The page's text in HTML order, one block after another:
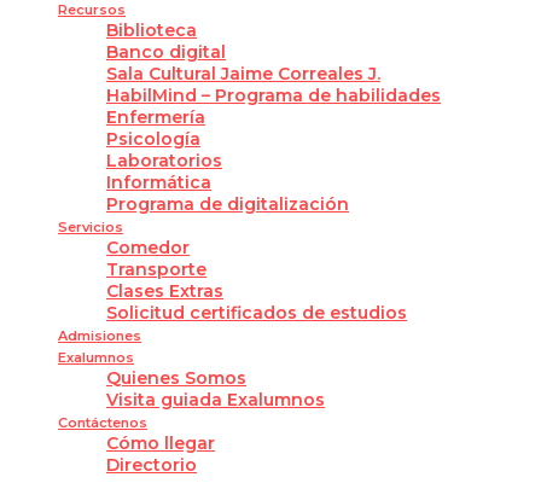
Recursos
Biblioteca
Banco digital
Sala Cultural Jaime Correales J.
HabilMind – Programa de habilidades
Enfermería
Psicología
Laboratorios
Informática
Programa de digitalización
Servicios
Comedor
Transporte
Clases Extras
Solicitud certificados de estudios
Admisiones
Exalumnos
Quienes Somos
Visita guiada Exalumnos
Contáctenos
Cómo llegar
Directorio